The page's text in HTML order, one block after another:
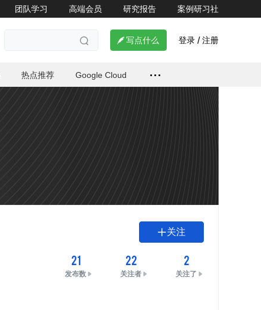
团队学习 高端会员 研究报告 案例研习社
  写点什么 登录 / 注册
热点推荐 Google Cloud
关注
21
发布数
22
关注者
2
关注了